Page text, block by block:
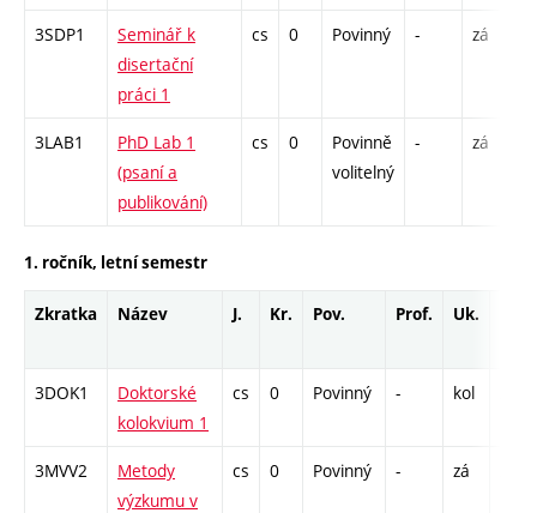
3SDP1
Seminář k
disertační
práci 1
cs 0 Povinný - zá
3LAB1
PhD Lab 1
(psaní a
publikování)
cs 0
Povinně
volitelný
- zá
1. ročník, letní semestr
Zkratka Název J. Kr. Pov. Prof. Uk.
3DOK1
Doktorské
kolokvium 1
cs 0 Povinný - kol
3MVV2
Metody
výzkumu v
cs 0 Povinný - zá